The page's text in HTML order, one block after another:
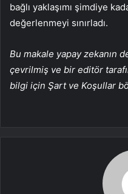
bağlı yaklaşımı şimdiye
değerlenmeyi sınırladı.
Bu makale yapay zekanın
çevrilmiş ve bir editör
bilgi için Şart ve Koşullar